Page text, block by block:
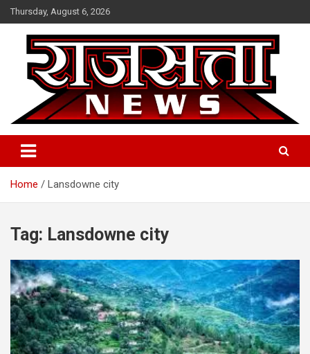
Skip
to
content
Thursday, August 6, 2026
Raj Satta News
Home Lansdowne city
Tag: Lansdowne city